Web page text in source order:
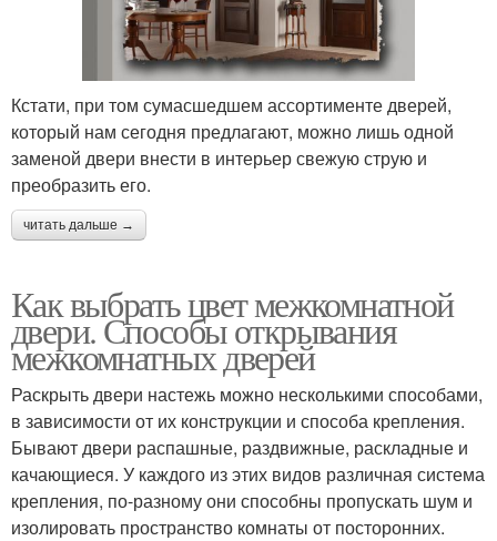
Кстати, при том сумасшедшем ассортименте дверей,
который нам сегодня предлагают, можно лишь одной
заменой двери внести в интерьер свежую струю и
преобразить его.
читать дальше →
Как выбрать цвет межкомнатной
двери. Способы открывания
межкомнатных дверей
Раскрыть двери настежь можно несколькими способами,
в зависимости от их конструкции и способа крепления.
Бывают двери распашные, раздвижные, раскладные и
качающиеся. У каждого из этих видов различная система
крепления, по-разному они способны пропускать шум и
изолировать пространство комнаты от посторонних.